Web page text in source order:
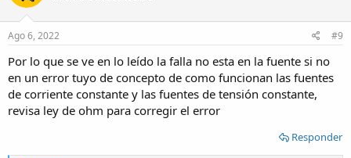
o
n
s
Ago 6, 2022 #9
Por lo que se ve en lo leído la falla no esta en la fuente si no
en un error tuyo de concepto de como funcionan las fuentes
de corriente constante y las fuentes de tensión constante,
revisa ley de ohm para corregir el error
Responder